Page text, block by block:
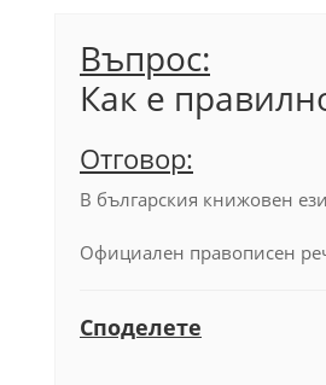
Въпрос:
Как е
Отговор:
В българския книжовен
Официален правописен
Споделете